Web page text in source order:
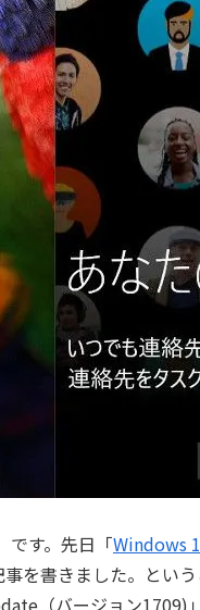
です。先日「Windows
事を書きました。とい
（バージョン1709)